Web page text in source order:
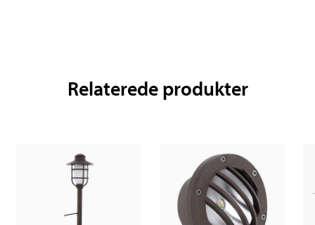
Relaterede produkter